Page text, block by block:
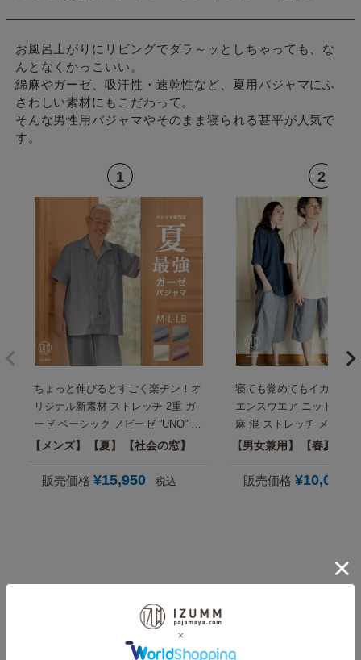
お風呂上がりにリビングでダラ～ッとしちゃっても、な
んとなくかっこいい。
綿麻やガーゼ、吸汗性・速乾性など、夏用パジャマにふ
さわしい素材にもこだわって。
そんな男性用パジャマやそのまま寝られる甚平が人気で
す。
ちょっと伸びるとすごく楽チン！オ
リジナル新素材 ストレッチ 2重 ガ
ーゼ ベーシック ノビーゼ ”UNO” メ
ンズ 半袖 夏 パジャマ （大きいサ
イズも） 実用的 プレゼント にも
おすすめ【国内送料無料】
メンズ 夏 社会の窓
販売価格 ¥15,950 税込
寝ても覚めてもイカして
エンスウエア ニットサッ
麻 混 ストレッチ メンズ
ス 半袖 夏 おしゃれ パジ
タイム セットアップ 男性
日プレゼント にも【国内
男女兼用 春夏秋
販売価格 ¥10,000
夏用メンズパジャマと
ルームウェアをもっと見る